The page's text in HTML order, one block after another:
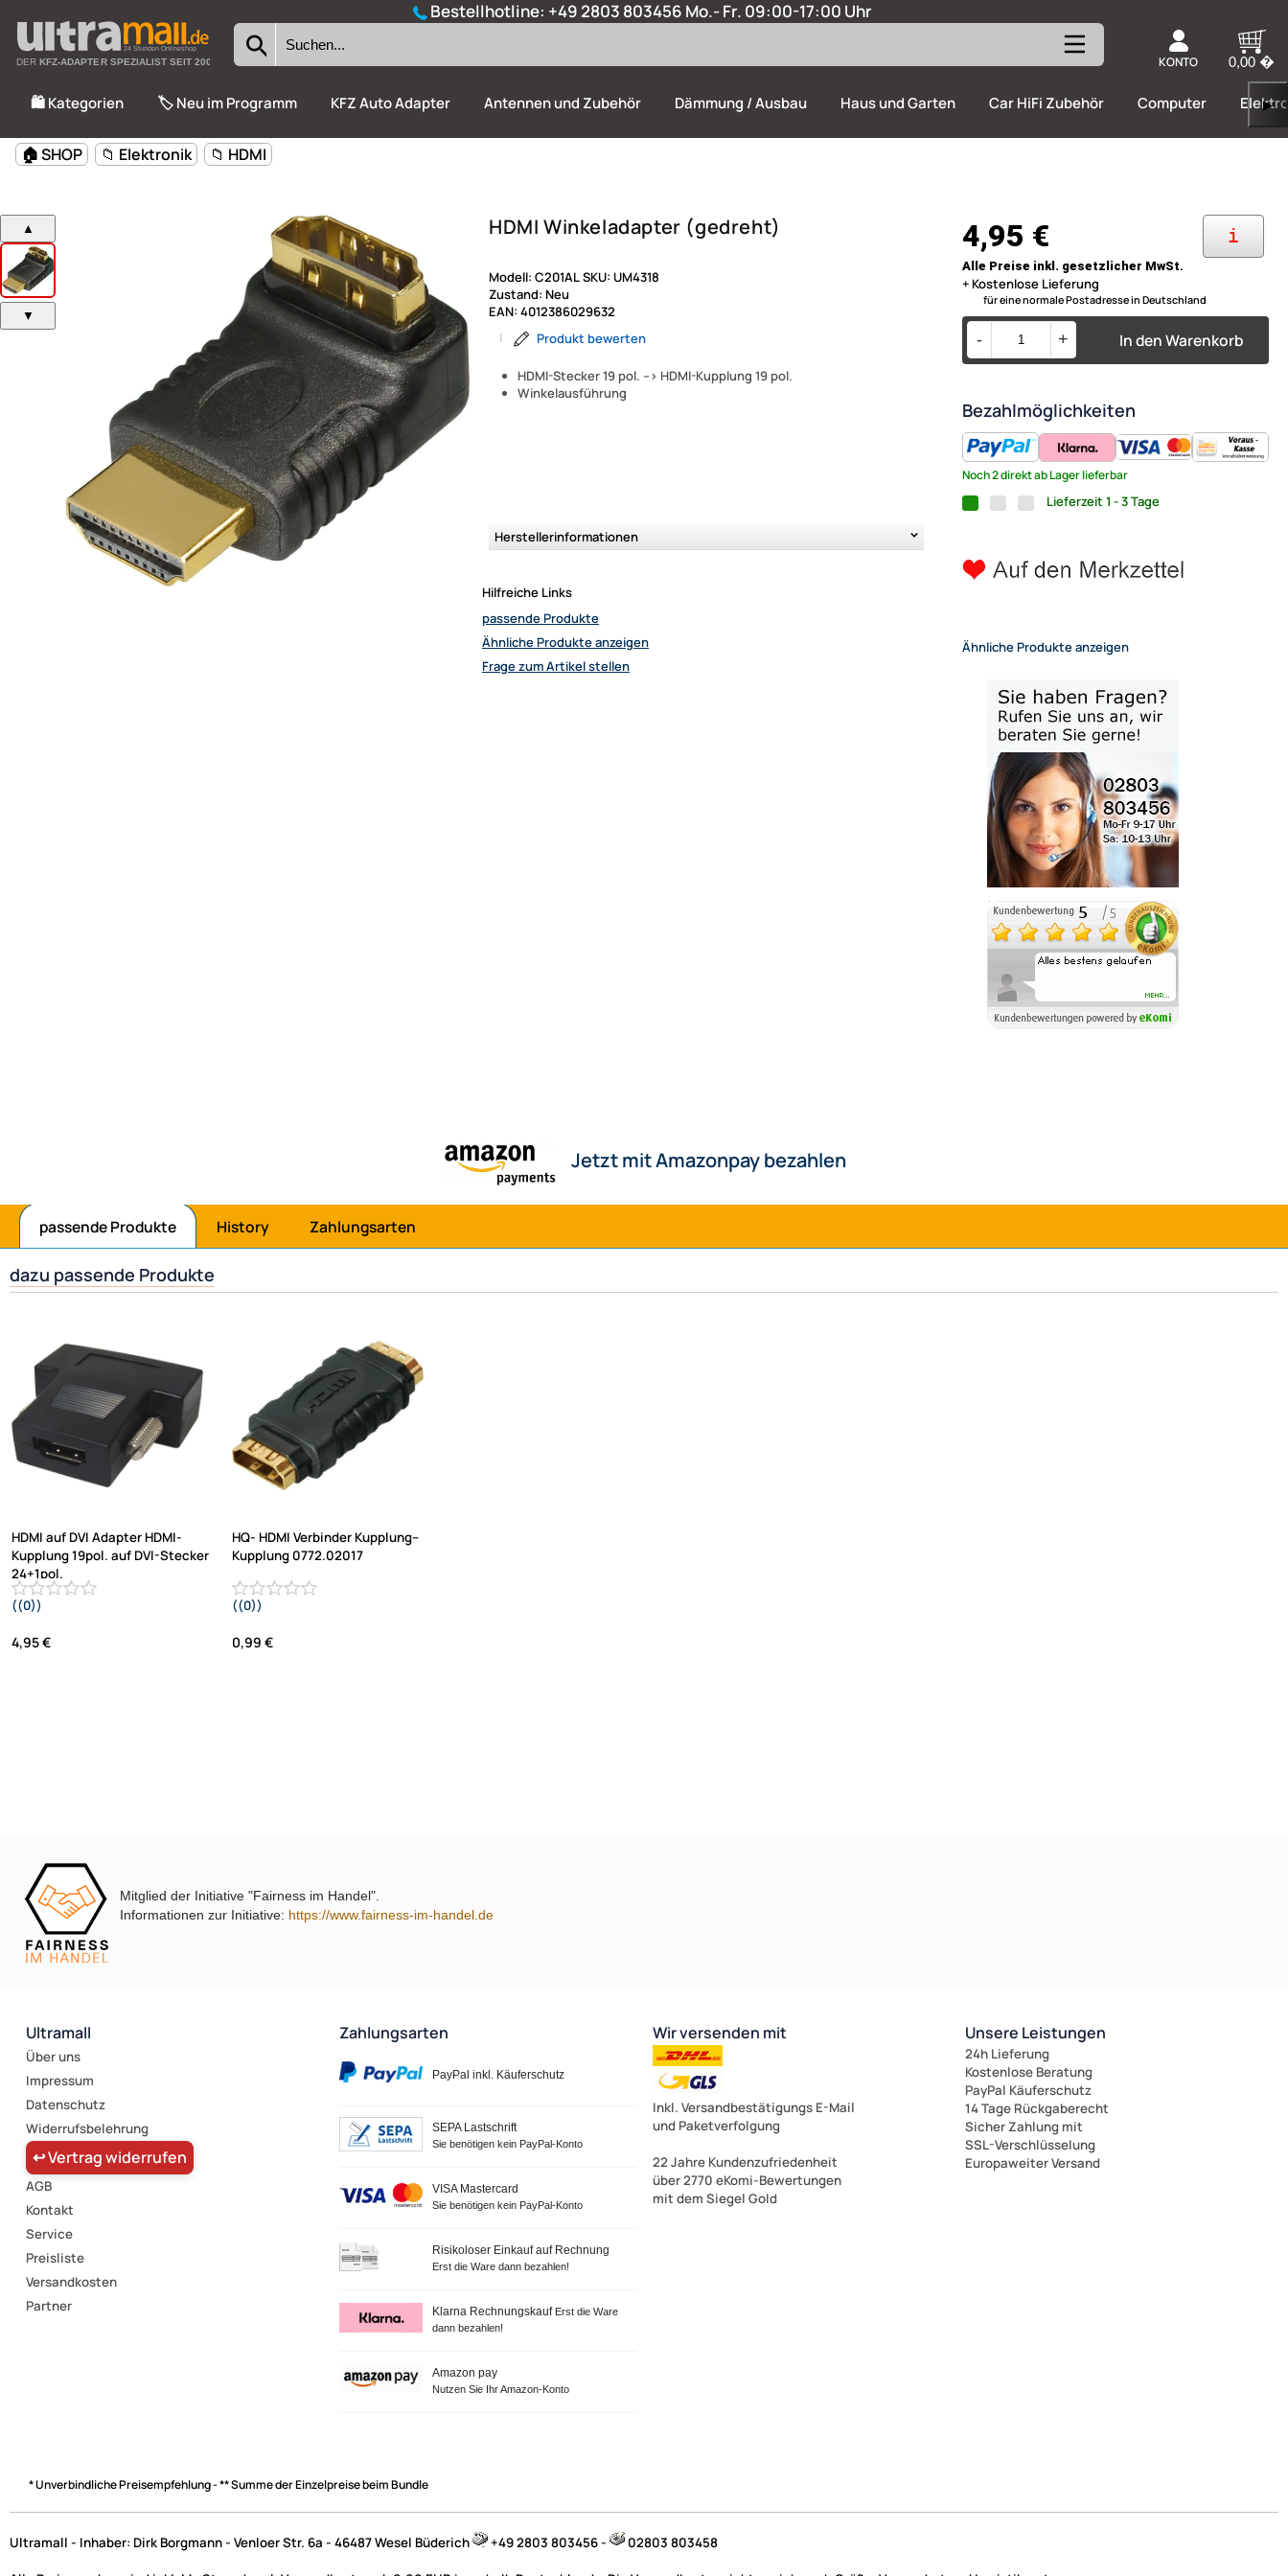
Bestellhotline: +49 2803 803456 Mo.- Fr. 09:00-17:00 Uhr
24 Stunden Onlineshop
DERKFZ-ADAPTER SPEZIALIST SEIT 2002 KONTO 0,00 �
🛍️ Kategorien 🏷️ Neu im Programm KFZ Auto Adapter Antennen und Zubehör Dämmung / Ausbau Haus und Garten Car HiFi Zubehör Computer ▶
🏠 SHOP 📁 Elektronik 📁 HDMI
▲
▼
HDMI Winkeladapter (gedreht)
HDMI-Stecker 19 pol. --> HDMI-Kupplung 19 pol.
Winkelausführung
Modell: C201ALSKU: UM4318
Zustand: Neu
EAN: 4012386029632
|
Produkt bewerten
Herstellerinformationen
Hilfreiche Links
passende Produkte
Ähnliche Produkte anzeigen
Frage zum Artikel stellen
i
4,95 €
Alle Preise inkl. gesetzlicher MwSt.
+ Kostenlose Lieferung
für eine normale Postadresse in Deutschland
In den Warenkorb
- +
Bezahlmöglichkeiten
Noch 2 direkt ab Lager lieferbar
Lieferzeit 1 - 3 Tage
Ähnliche Produkte anzeigen
Jetzt mit Amazonpay bezahlen
passende Produkte History Zahlungsarten
dazu passende Produkte
HDMI auf DVI Adapter HDMI-
Kupplung 19pol. auf DVI-Stecker
24+1pol.
((0))
4,95 €
HQ- HDMI Verbinder Kupplung--
Kupplung 0772.02017
((0))
0,99 €
Mitglied der Initiative "Fairness im Handel".
Informationen zur Initiative: https://www.fairness-im-handel.de
Ultramall
Über uns
Impressum
Datenschutz
Widerrufsbelehrung
↩ Vertrag widerrufen
AGB
Kontakt
Service
Preisliste
Versandkosten
Partner
Zahlungsarten
PayPal inkl. Käuferschutz
SEPA Lastschrift
Sie benötigen kein PayPal-Konto
VISA Mastercard
Sie benötigen kein PayPal-Konto
Risikoloser Einkauf auf Rechnung
Erst die Ware dann bezahlen!
Klarna Rechnungskauf Erst die Ware
dann bezahlen!
Amazon pay
Nutzen Sie Ihr Amazon-Konto
Wir versenden mit
Inkl. Versandbestätigungs E-Mail
und Paketverfolgung
22 Jahre Kundenzufriedenheit
über 2770 eKomi-Bewertungen
mit dem Siegel Gold
Unsere Leistungen
24h Lieferung
Kostenlose Beratung
PayPal Käuferschutz
14 Tage Rückgaberecht
Sicher Zahlung mit
SSL-Verschlüsselung
Europaweiter Versand
* Unverbindliche Preisempfehlung - ** Summe der Einzelpreise beim Bundle
Ultramall - Inhaber: Dirk Borgmann - Venloer Str. 6a - 46487 Wesel Büderich +49 2803 803456 - 02803 803458